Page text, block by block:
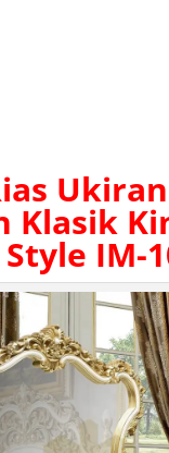
Ukiran
Klasik
IM-